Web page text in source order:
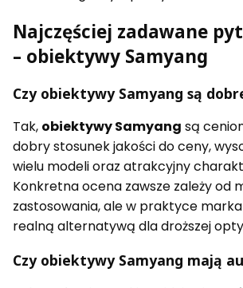
Najczęściej zadawane
– obiektywy Samyang
Czy obiektywy Samyang są
Tak, obiektywy Samyang są
dobry stosunek jakości do ceny,
wielu modeli oraz atrakcyjny
Konkretna ocena zawsze zależy od
zastosowania, ale w praktyce
realną alternatywą dla droższej
Czy obiektywy Samyang mają